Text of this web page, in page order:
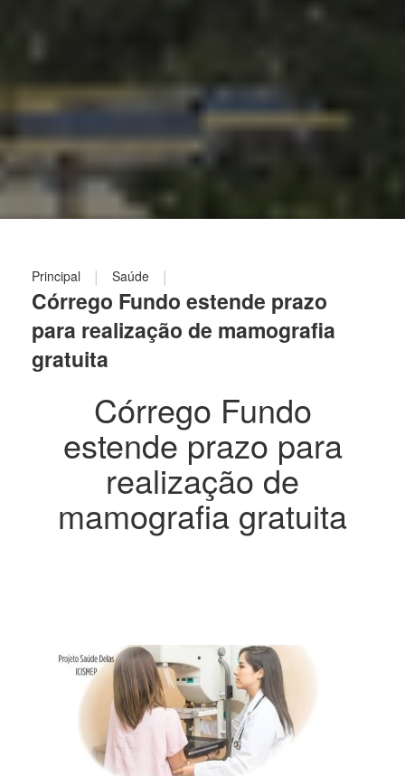
Principal | Saúde |
Córrego Fundo estende prazo
para realização de mamografia
gratuita
Córrego Fundo
estende prazo para
realização de
mamografia gratuita